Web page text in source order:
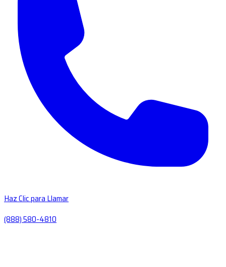
Haz Clic para Llamar
(888) 580-4810